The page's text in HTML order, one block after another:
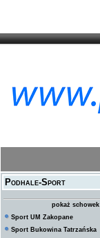
Podhale-Sport
pokaż schowek
Sport UM Zakopane
Sport Bukowina Tatrzańska